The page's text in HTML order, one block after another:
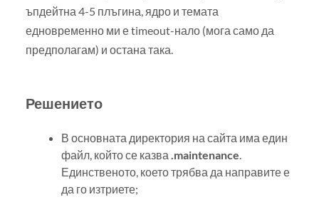
ъпдейтна 4-5 плъгина, ядро и темата
едновременно ми е timeout-нало (мога само да
предполагам) и остана така.
Решението
В основната директория на сайта има един
файл, който се казва .maintenance.
Единственото, което трябва да направите е
да го изтриете;